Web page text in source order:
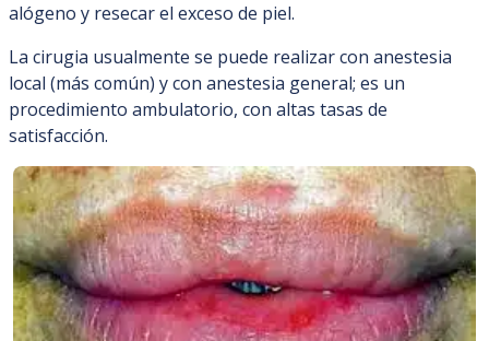
alógeno y resecar el exceso de piel.
La cirugia usualmente se puede realizar con anestesia
local (más común) y con anestesia general; es un
procedimiento ambulatorio, con altas tasas de
satisfacción.